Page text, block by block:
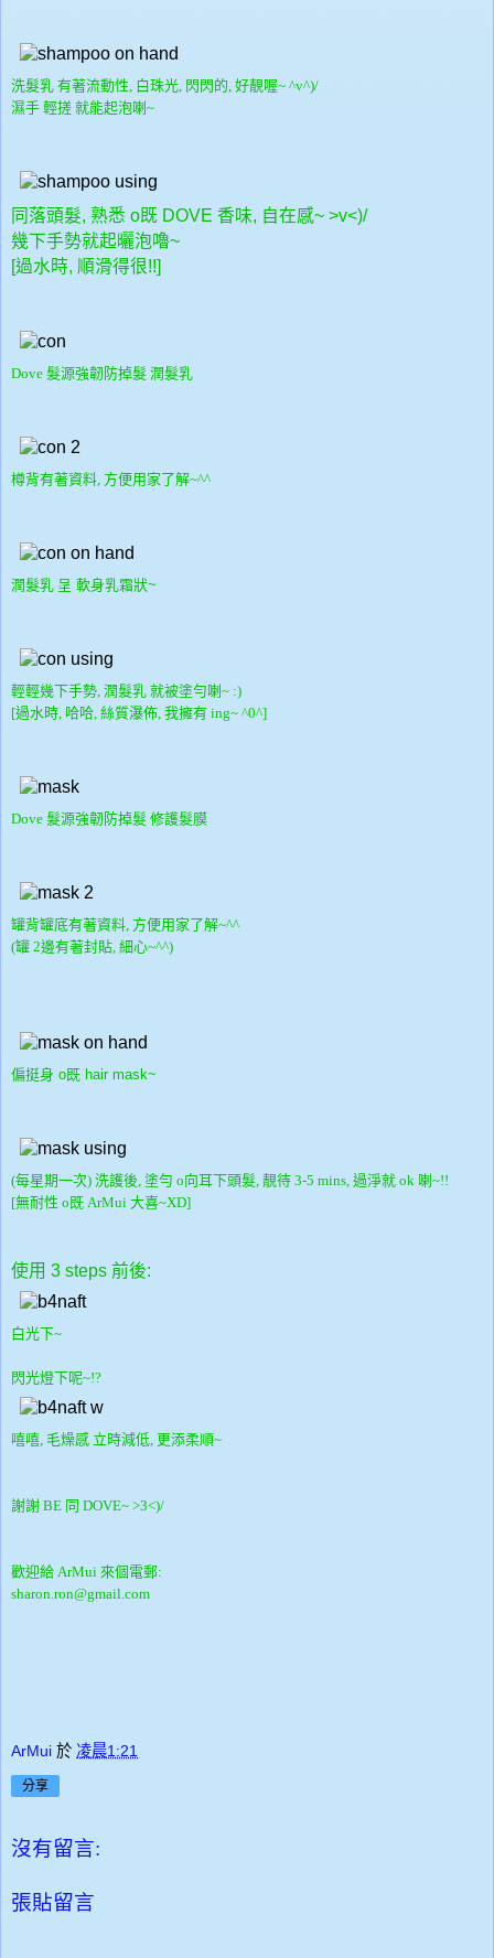
洗髮乳 有著流動性, 白珠光, 閃閃的, 好靚喔~ ^v^)/
濕手 輕搓 就能起泡喇~
同落頭髮, 熟悉 o既 DOVE 香味, 自在感~ >v<)/
幾下手勢就起曬泡嚕~
[過水時, 順滑得很!!]
Dove 髮源強韌防掉髮 潤髮乳
樽背有著資料, 方便用家了解~^^
潤髮乳 呈 軟身乳霜狀~
輕輕幾下手勢, 潤髮乳 就被塗勻喇~ :)
[過水時, 哈哈, 絲質瀑佈, 我擁有 ing~ ^0^]
Dove 髮源強韌防掉髮 修護髮膜
罐背罐底有著資料, 方便用家了解~^^
(罐 2邊有著封貼, 細心~^^)
偏挺身 o既 hair mask~
(每星期一次) 洗護後, 塗勻 o向耳下頭髮, 靚待 3-5 mins, 過淨就 ok 喇~!!
[無耐性 o既 ArMui 大喜~XD]
使用 3 steps 前後:
白光下~
閃光燈下呢~!?
嘻嘻, 毛燥感 立時減低, 更添柔順~
謝謝 BE 同 DOVE~ >3<)/
歡迎給 ArMui 來個電郵:
sharon.ron@gmail.com
ArMui 於 凌晨1:21
分享
沒有留言:
張貼留言